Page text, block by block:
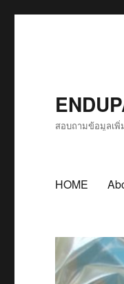
สอบถามข้อมูลเพิ่
HOME